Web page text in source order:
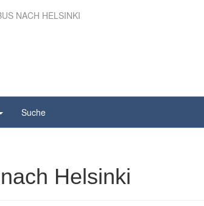
NACH HELSINKI
Suche
nach
Helsinki